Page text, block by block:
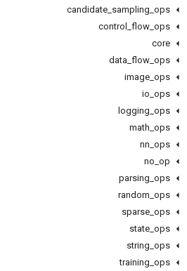
candidate sampling ops
control
flow ops
core
data flow ops
image ops
io ops
logging ops
math ops
nn ops
no op
parsing ops
random ops
sparse ops
state ops
string ops
training ops